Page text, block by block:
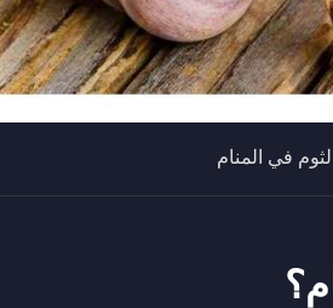
في المنام